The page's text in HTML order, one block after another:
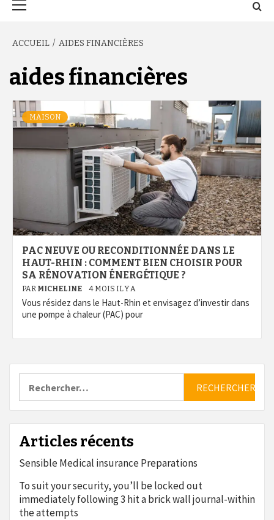
ACCUEIL AIDES FINANCIÈRES
aides financières
MAISON
PAC NEUVE OU RECONDITIONNÉE DANS LE
HAUT-RHIN : COMMENT BIEN CHOISIR POUR
SA RÉNOVATION ÉNERGÉTIQUE ?
PAR MICHELINE 4 MOIS IL Y A
Vous résidez dans le Haut-Rhin et envisagez d’investir dans
une pompe à chaleur (PAC) pour
Articles récents
Sensible Medical insurance Preparations
To suit your security, you’ll be locked out
immediately following 3 hit a brick wall journal-within
the attempts